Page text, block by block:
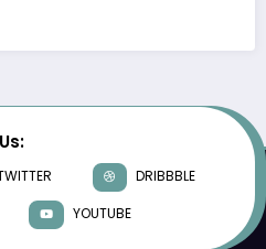
DRIBBBLE
YOUTUBE